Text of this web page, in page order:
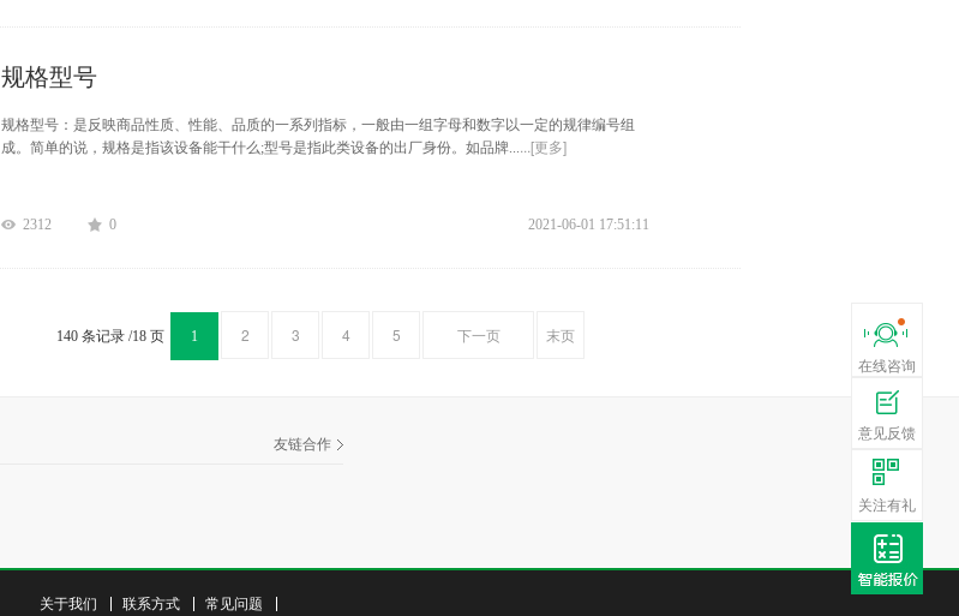
规格型号
规格型号：是反映商品性质、性能、品质的一系列指标，一般由一组字母和数字以一定的规律编号组
成。简单的说，规格是指该设备能干什么;型号是指此类设备的出厂身份。如品牌...
...[更多]
2312 0 2021-06-01 17:51:11
140 条记录 /18 页 1 2 3 4 5 下一页 末页
友链合作
关于我们 联系方式 常见问题
在线咨询
意见反馈
关注有礼
查看业主真实
获10000套家居